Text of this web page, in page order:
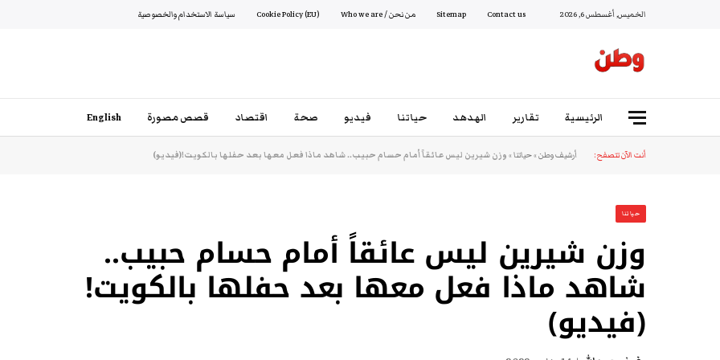
الخميس, أغسطس 6, 2026 Contact us
Sitemap من نحن / Who we are Cookie Policy (EU) سياسة الاستخدام والخصوصية
الرئيسية تقارير الهدهد حياتنا فيديو صحة اقتصاد قصص مصورة English
أنت الآن تتصفح: أرشيف وطن»حياتنا»وزن شيرين ليس عائقاً أمام حسام حبيب.. شاهد ماذا فعل معها بعد حفلها بالكويت!(فيديو)
حياتنا
وزن شيرين ليس عائقاً أمام حسام حبيب..
شاهد ماذا فعل معها بعد حفلها بالكويت!
(فيديو)